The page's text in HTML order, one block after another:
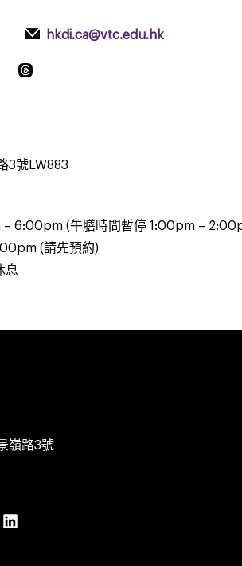
hkdi.ca@vtc.edu.hk
3號LW883
– 6:00pm (午膳時間暫停 1:00pm –
(請先預約)
息
嶺路3號